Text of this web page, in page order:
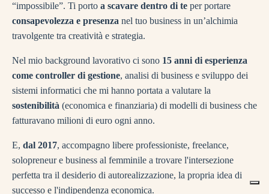
“impossibile”. Ti porto a scavare dentro di te per portare
consapevolezza e presenza nel tuo business in un’alchimia
travolgente tra creatività e strategia.
Nel mio background lavorativo ci sono 15 anni di esperienza
come controller di gestione, analisi di business e sviluppo dei
sistemi informatici che mi hanno portata a valutare la
sostenibilità (economica e finanziaria) di modelli di business che
fatturavano milioni di euro ogni anno.
E, dal 2017, accompagno libere professioniste, freelance,
solopreneur e business al femminile a trovare l'intersezione
perfetta tra il desiderio di autorealizzazione, la propria idea di
successo e l'indipendenza economica.